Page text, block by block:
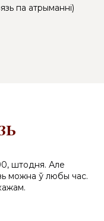
па атрыманні)
штодня. Але
можна ў любы час.